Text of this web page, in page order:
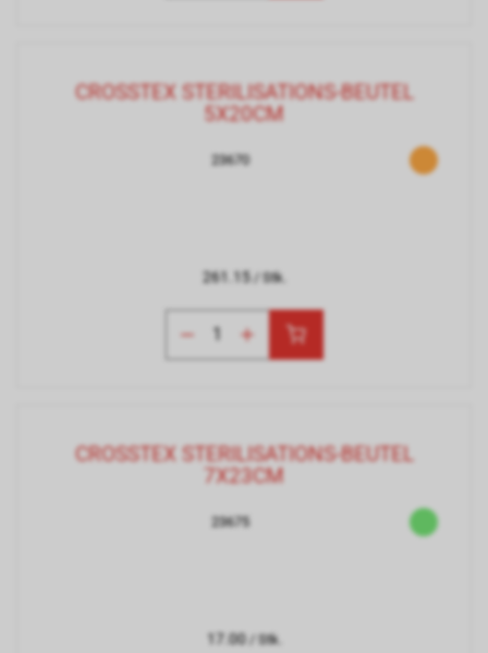
CROSSTEX STERILISATIONS-BEUTEL
5X20CM
23670
261.15/ Stk.
CROSSTEX STERILISATIONS-BEUTEL
7X23CM
23675
17.00/ Stk.